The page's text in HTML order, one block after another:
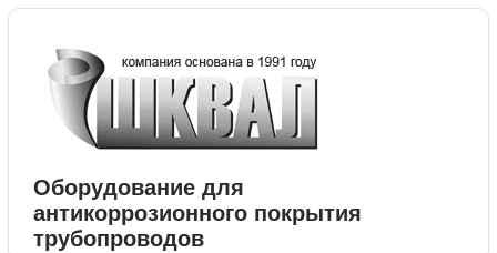
Оборудование для
антикоррозионного покрытия
трубопроводов